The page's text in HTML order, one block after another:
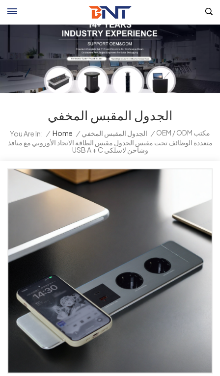
الجدول المقبس المخفي
You Are In: / Home / الجدول المقبس المخفي / OEM / ODM مكتب
متعددة الوظائف تحت مقبس الجدول مقبس الطاقة الاتحاد الأوروبي مع منافذ
USB A + C وشاحن لاسلكي